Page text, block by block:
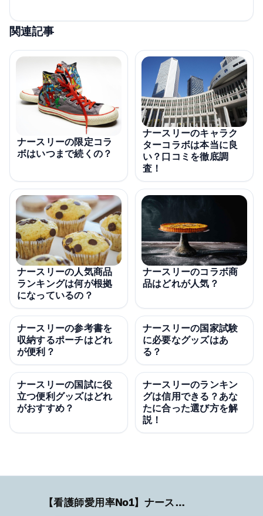
関連記事
ナースリーの限定コラ
ボはいつまで続くの？
ナースリーのキャラク
ターコラボは本当に良
い？口コミを徹底調
査！
ナースリーの人気商品
ランキングは何が根拠
になっているの？
ナースリーのコラボ商
品はどれが人気？
ナースリーの参考書を
収納するポーチはどれ
が便利？
ナースリーの国家試験
に必要なグッズはあ
る？
ナースリーの国試に役
立つ便利グッズはどれ
がおすすめ？
ナースリーのランキン
グは信用できる？あな
たに合った選び方を解
説！
【看護師愛用率No1】ナースリーで人気の商品はコレ